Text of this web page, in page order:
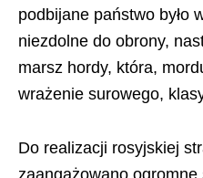
podbijane państwo było
niezdolne do obrony,
marsz hordy, która,
wrażenie surowego,
Do realizacji rosyjskiej
zaangażowano